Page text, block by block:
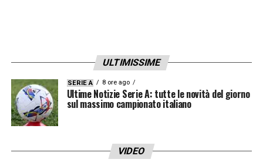
ULTIMISSIME
SERIE A 8 ore ago
Ultime Notizie Serie A: tutte le novità del giorno
sul massimo campionato italiano
VIDEO